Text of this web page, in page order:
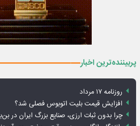
پربیننده‌ترین اخبار
روزنامه ۱۷ مرداد
افزایش قیمت بلیت اتوبوس فصلی شد؟
چرا بدون ثبات ارزی، صنایع بزرگ ایران در